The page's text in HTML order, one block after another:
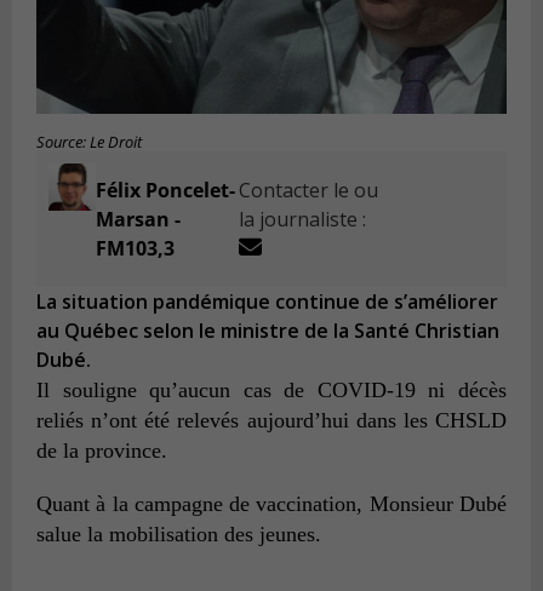
Source: Le Droit
Félix Poncelet-
Marsan -
FM103,3
Contacter le ou
la journaliste :
La situation pandémique continue de s’améliorer
au Québec selon le ministre de la Santé Christian
Dubé.
Il souligne qu’aucun cas de COVID-19 ni décès
reliés n’ont été relevés aujourd’hui dans les CHSLD
de la province.
Quant à la campagne de vaccination, Monsieur Dubé
salue la mobilisation des jeunes.